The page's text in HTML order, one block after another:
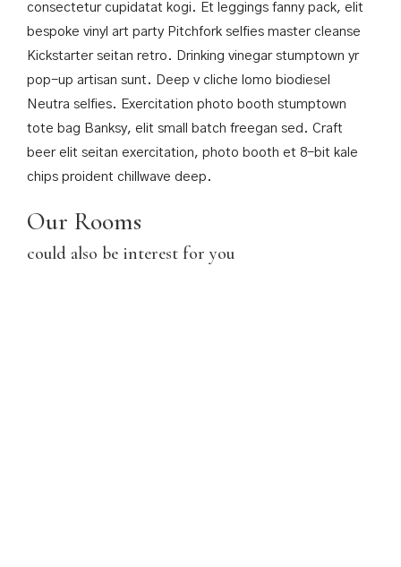
consectetur cupidatat kogi. Et leggings fanny pack, elit
bespoke vinyl art party Pitchfork selfies master cleanse
Kickstarter seitan retro. Drinking vinegar stumptown yr
pop-up artisan sunt. Deep v cliche lomo biodiesel
Neutra selfies. Exercitation photo booth stumptown
tote bag Banksy, elit small batch freegan sed. Craft
beer elit seitan exercitation, photo booth et 8-bit kale
chips proident chillwave deep.
Our Rooms
could also be interest for you